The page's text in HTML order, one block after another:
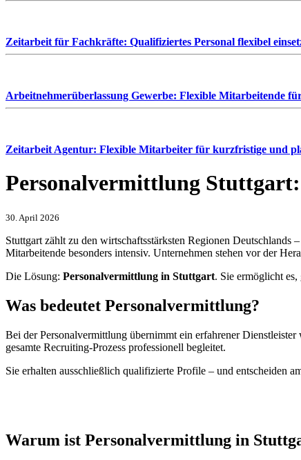
Zeitarbeit für Fachkräfte: Qualifiziertes Personal flexibel
Arbeitnehmerüberlassung Gewerbe: Flexible Mitarbeitende
Zeitarbeit Agentur: Flexible Mitarbeiter für kurzfristige und
Personalvermittlung
30. April 2026
Stuttgart zählt zu den wirtschaftsstärksten Regionen
Mitarbeitende besonders intensiv. Unternehmen stehen vor der
Die Lösung: Personalvermittlung in Stuttgart. Sie ermöglicht
Was bedeutet Personalvermittlung?
Bei der Personalvermittlung übernimmt ein erfahrener
gesamte Recruiting-Prozess professionell begleitet.
Sie erhalten ausschließlich qualifizierte Profile – und entscheiden
Warum ist Personalvermittlung in